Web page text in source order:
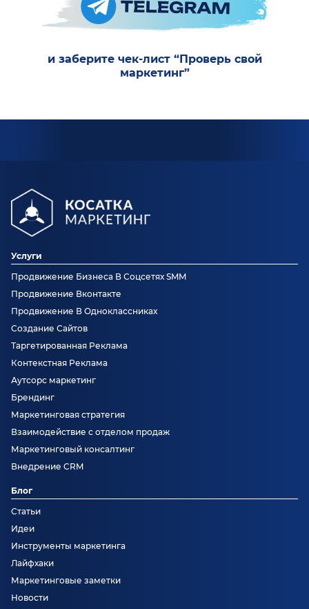
и заберите чек-лист “Проверь свой
маркетинг”
Услуги
Продвижение Бизнеса В Соцсетях SMM
Продвижение Вконтакте
Продвижение В Одноклассниках
Создание Сайтов
Таргетированная Реклама
Контекстная Реклама
Аутсорс маркетинг
Брендинг
Маркетинговая стратегия
Взаимодействие с отделом продаж
Маркетинговый консалтинг
Внедрение CRM
Блог
Статьи
Идеи
Инструменты маркетинга
Лайфхаки
Маркетинговые заметки
Новости